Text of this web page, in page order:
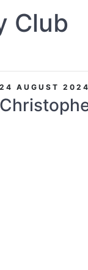
Club
24 AUGUST 2024